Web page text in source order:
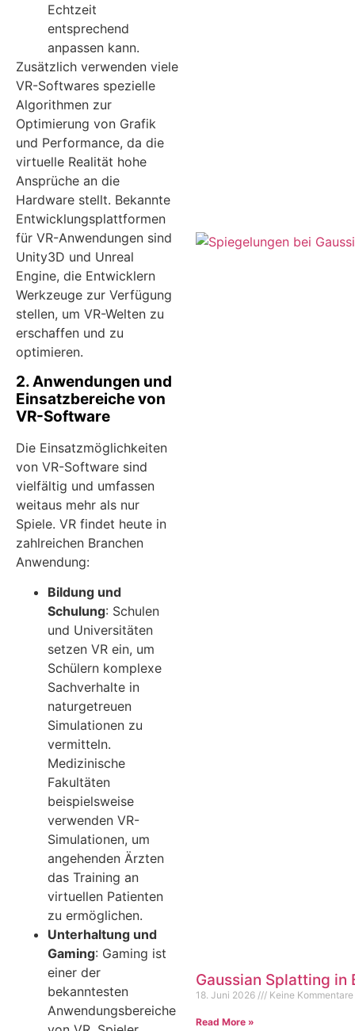
Echtzeit
entsprechend
anpassen kann.
Zusätzlich verwenden viele
VR-Softwares spezielle
Algorithmen zur
Optimierung von Grafik
und Performance, da die
virtuelle Realität hohe
Ansprüche an die
Hardware stellt. Bekannte
Entwicklungsplattformen
für VR-Anwendungen sind
Unity3D und Unreal
Engine, die Entwicklern
Werkzeuge zur Verfügung
stellen, um VR-Welten zu
erschaffen und zu
optimieren.
2. Anwendungen und
Einsatzbereiche von
VR-Software
Die Einsatzmöglichkeiten
von VR-Software sind
vielfältig und umfassen
weitaus mehr als nur
Spiele. VR findet heute in
zahlreichen Branchen
Anwendung:
Bildung und
Schulung: Schulen
und Universitäten
setzen VR ein, um
Schülern komplexe
Sachverhalte in
naturgetreuen
Simulationen zu
vermitteln.
Medizinische
Fakultäten
beispielsweise
verwenden VR-
Simulationen, um
angehenden Ärzten
das Training an
virtuellen Patienten
zu ermöglichen.
Unterhaltung und
Gaming: Gaming ist
einer der
bekanntesten
Anwendungsbereiche
Gaussian Splatting in
18. Juni 2026 Keine Kommentare
Read More »